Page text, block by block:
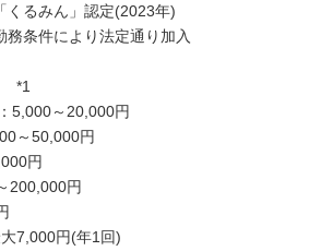
るみん」認定(2023年)
条件により法定通り加入
*1
5,000～20,000円
～50,000円
円
200,000円
7,000円(年1回)